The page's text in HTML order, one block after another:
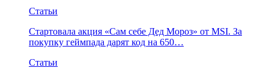
Статьи
Стартовала акция «Сам себе Дед Мороз» от MSI. За
покупку геймпада дарят код на 650…
Статьи